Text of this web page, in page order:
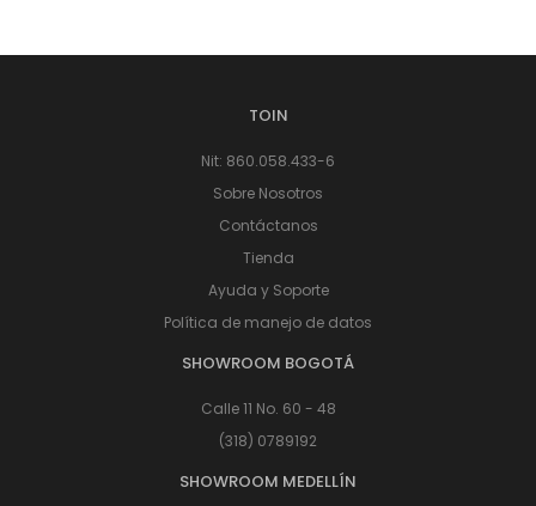
TOIN
Nit: 860.058.433-6
Sobre Nosotros
Contáctanos
Tienda
Ayuda y Soporte
Política de manejo de datos
SHOWROOM BOGOTÁ
Calle 11 No. 60 - 48
(318) 0789192
SHOWROOM MEDELLÍN